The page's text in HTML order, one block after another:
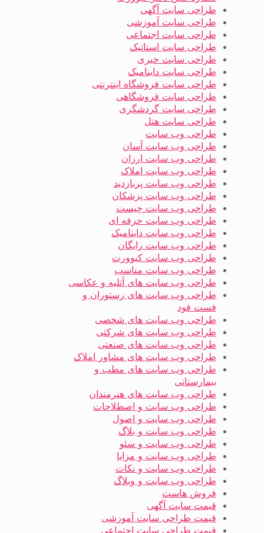
طراحی سایت آگهی
طراحی سایت آموزشی
طراحی سایت اجتماعی
طراحی سایت استاتیک
طراحی سایت خبری
طراحی سایت داینامیک
طراحی سایت فروشگاه اینترنتی
طراحی سایت فروشگاهی
طراحی سایت گردشگری
طراحی سایت هتل
طراحی وب سایت
طراحی وب سایت آسان
طراحی وب سایت ارزان
طراحی وب سایت املاک
طراحی وب سایت پربازدید
طراحی وب سایت پزشکان
طراحی وب سایت چیست
طراحی وب سایت حرفه ای
طراحی وب سایت داینامیک
طراحی وب سایت رایگان
طراحی وب سایت کیوورت
طراحی وب سایت مناسب
طراحی وب سایت های آتلیه و عکاسی
طراحی وب سایت های رستوران و
فست فود
طراحی وب سایت های شخصی
طراحی وب سایت های شرکتی
طراحی وب سایت های صنعتی
طراحی وب سایت های مشاور املاک
طراحی وب سایت های مطب و
بیمارستانی
طراحی وب سایت های هنرمندان
طراحی وب سایت و اصطلاحات
طراحی وب سایت و اصول
طراحی وب سایت و بلاگ
طراحی وب سایت و سئو
طراحی وب سایت و مزایا
طراحی وب سایت و نکات
طراحی وب سایت و وبلاگ
فروش هاست
قیمت سایت آگهی
قیمت طراحی سایت آموزشی
قیمت طراحی سایت اجتماعی